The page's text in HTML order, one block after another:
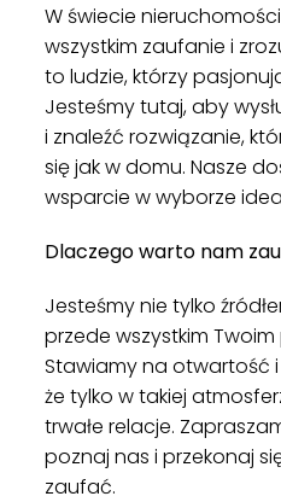
W świecie
wszystkim zaufanie i
to ludzie, którzy
Jesteśmy tutaj, aby
i znaleźć rozwiązanie,
się jak w domu. Nasze
wsparcie w wyborze
Dlaczego warto nam
Jesteśmy nie tylko
przede wszystkim
Stawiamy na otwartość
że tylko w takiej
trwałe relacje.
poznaj nas i przekonaj
zaufać.